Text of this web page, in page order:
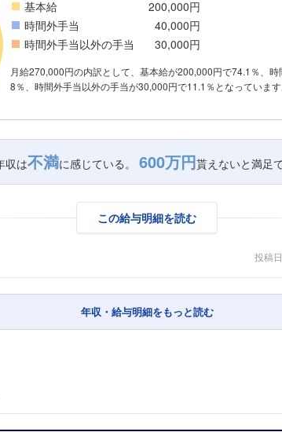
基本給
200,000円
時間外手当
40,000円
時間外手当以外の手当
30,000円
月給270,000円の内訳として、基本給が200,000円で74.1％、
8％、時間外手当以外の手当が30,000円で11.1％となっています
収は不満に感じている。 600万円貰えないと満足
この給与明細を読む
投稿
年収・給与明細をもっと読む